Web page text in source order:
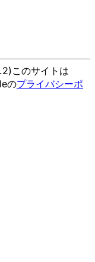
このサイトは
のプライバシーポ